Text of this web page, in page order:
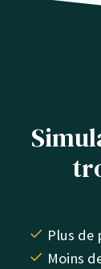
Plus de
Moins